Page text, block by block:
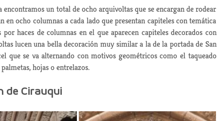
un total de ocho arquivoltas que se encargan de rodear
ocho columnas a cada lado que presentan capiteles con temática
haces de columnas en el que aparecen capiteles decorados con
lucen una bella decoración muy similar a la de la portada de San
que se va alternando con motivos geométricos como el taqueado
hojas o entrelazos.
de Cirauqui